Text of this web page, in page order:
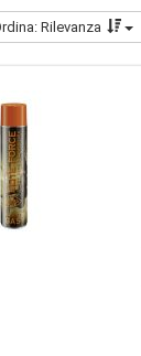
Rilevanza